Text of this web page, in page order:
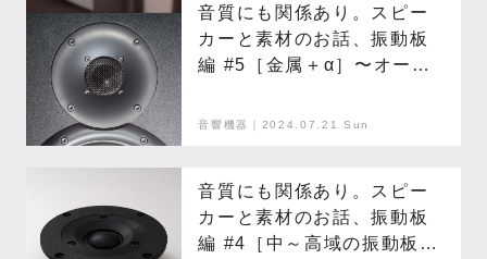
音質にも関係あり。スピー
カーと素材のお話、振動板
編 #5［金属＋α］〜オー
講座〜
音響機器｜2024.07.21 Sun
音質にも関係あり。スピー
カーと素材のお話、振動板
編 #4［中～高域の振動板の